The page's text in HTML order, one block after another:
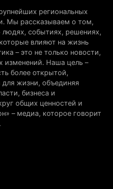
227
приехали на
класс: казахстанских
учить искусственному
при котором не
региональных
Мы рассказываем о том,
людях, событиях, решениях,
влияют на жизнь
– это не только новости,
изменений. Наша цель –
более открытой,
жизни, объединяя
бизнеса и
общих ценностей и
– медиа, которое говорит